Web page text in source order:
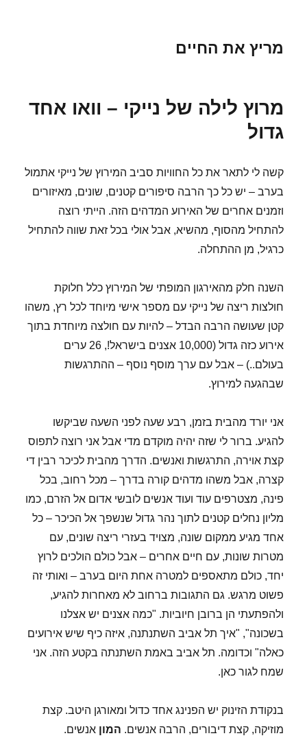
מריץ את החיים
מרוץ לילה של נייקי – וואו אחד
גדול
קשה לי לתאר את כל החוויות סביב המירוץ של נייקי אתמול
בערב – יש כל כך הרבה סיפורים קטנים, שונים, מאיזורים
וזמנים אחרים של האירוע המדהים הזה. הייתי רוצה
להתחיל מהסוף, מהשיא, אבל אולי בכל זאת שווה להתחיל
כרגיל, מן ההתחלה.
השנה חלק מהאירגון המופתי של המירוץ כלל חלוקת
חולצות ריצה של נייקי עם מספר אישי מיוחד לכל רץ, משהו
קטן שעושה הרבה הבדל – להיות עם חולצה מיוחדת בתוך
אירוע כזה גדול (10,000 אצנים בישראל!, 26 ערים
בעולם..) – אבל עם ערך מוסף נוסף – ההתרגשות
שבהגעה למירוץ.
אני יורד מהבית בזמן, רבע שעה לפני השעה שביקשו
להגיע. ברור לי שזה יהיה מוקדם מדי אבל אני רוצה לתפוס
קצת אוירה, התרגשות ואנשים. הדרך מהבית לכיכר רבין די
קצרה, אבל משהו מדהים קורה בדרך – מכל רחוב, בכל
פינה, מצטרפים עוד ועוד אנשים לובשי אדום אל הזרם, כמו
מליון נחלים קטנים לתוך נהר גדול שנשפך אל הכיכר – כל
אחד מגיע ממקום שונה, מצויד בעזרי ריצה שונים, עם
מטרות שונות, עם חיים אחרים – אבל כולם הולכים לרוץ
יחד, כולם מתאספים למטרה אחת היום בערב – ואותי זה
פשוט מרגש. גם התגובות ברחוב לא מאחרות להגיע,
ולהפתעתי הן ברובן חיוביות. "כמה אצנים יש אצלנו
בשכונה", "איך תל אביב השתנתנה, איזה כיף שיש אירועים
כאלה" וכדומה. תל אביב באמת השתנתה בקטע הזה. אני
שמח לגור כאן.
בנקודת הזינוק יש הפנינג אחד כדול ומאורגן היטב. קצת
מוזיקה, קצת דיבורים, הרבה אנשים. המון אנשים.